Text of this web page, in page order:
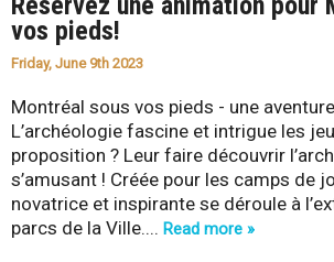
o
-
Q
u
é
vos pieds!
Friday, June 9th 2023
Montréal sous vos pieds - une
L’archéologie fascine et intrigue les
proposition ? Leur faire découvrir
s’amusant ! Créée pour les camps de
novatrice et inspirante se déroule à
parcs de la Ville.... Read more »